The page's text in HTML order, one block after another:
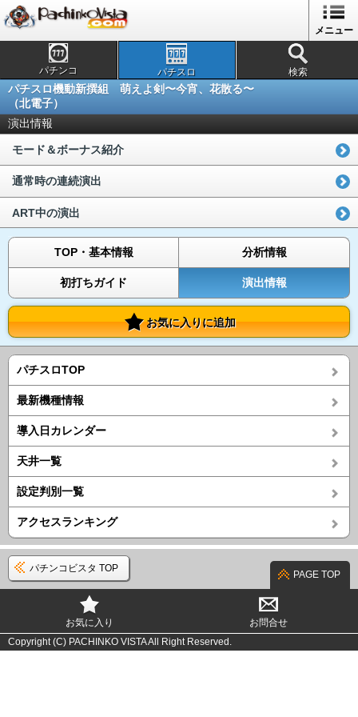
メニュー
パチンコ パチスロ 検索
パチスロ機動新撰組 萌えよ剣〜今宵、花散る〜
（北電子）
演出情報
モード＆ボーナス紹介
通常時の連続演出
ART中の演出
TOP・基本情報 分析情報
初打ちガイド 演出情報
お気に入りに追加
パチスロTOP
最新機種情報
導入日カレンダー
天井一覧
設定判別一覧
アクセスランキング
パチンコビスタ TOP
PAGE TOP
お気に入り
お問合せ
Copyright (C) PACHINKO VISTA All Right Reserved.